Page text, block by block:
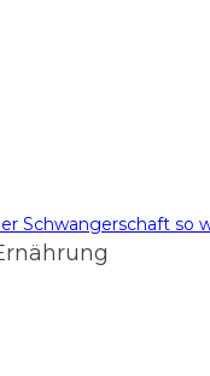
Schwangerschaft so